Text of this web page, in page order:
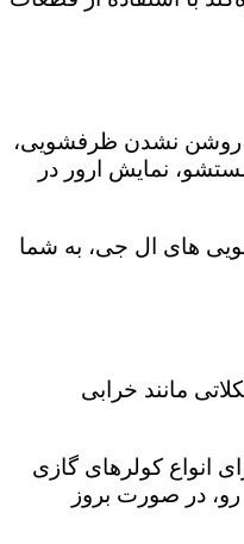
روشن نشدن ظرفشویی،
نمایش ارور در
های ال جی، به شما
مانند خرابی
انواع کولرهای گازی
رو، در صورت بروز